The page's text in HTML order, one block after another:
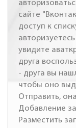
сайте
доступ к
увидите
друга
- друга вы
чтобы оно
Отправить,
Добавление
Разместить